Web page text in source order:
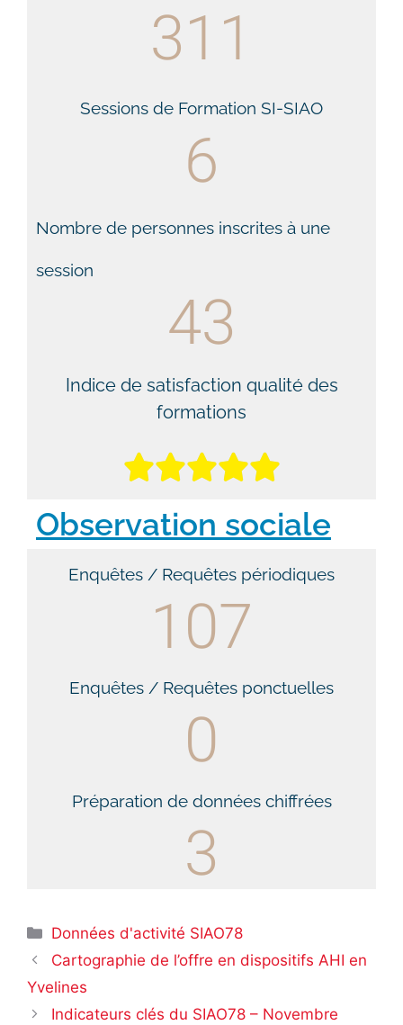
311
Sessions de Formation SI-SIAO
6
Nombre de personnes inscrites à une
session
43
Indice de satisfaction qualité des
formations

Observation sociale
Enquêtes / Requêtes périodiques
107
Enquêtes / Requêtes ponctuelles
0
Préparation de données chiffrées
3
Données d'activité SIAO78
Cartographie de l’offre en dispositifs AHI en
Yvelines
Indicateurs clés du SIAO78 – Novembre